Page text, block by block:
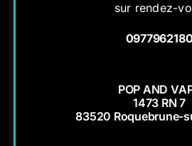
sur rendez-
0977962180
POP AND
1473 RN 7
83520 Roquebrune-